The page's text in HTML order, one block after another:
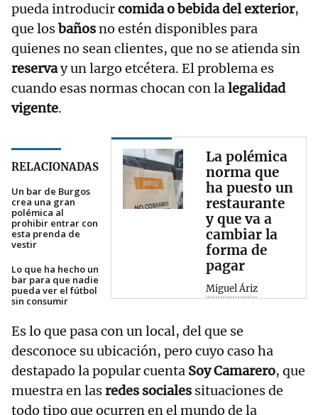
pueda introducircomida o bebida del exterior,
que losbañosno estén disponibles para
quienes no sean clientes, que no se atienda sin
reservay un largo etcétera. El problema es
cuando esas normas chocan con lalegalidad
vigente.
RELACIONADAS
Un bar de Burgos
crea una gran
polémica al
prohibir entrar con
esta prenda de
vestir
Lo que ha hecho un
bar para que nadie
pueda ver el fútbol
sin consumir
La polémica
norma que
ha puesto un
restaurante
y que va a
cambiar la
forma de
pagar
Miguel Áriz
Es lo que pasa con un local, del que se
desconoce su ubicación, pero cuyo caso ha
destapado la popular cuenta Soy Camarero, que
muestra en lasredes sociales situaciones de
todo tipo que ocurren en el mundo de la